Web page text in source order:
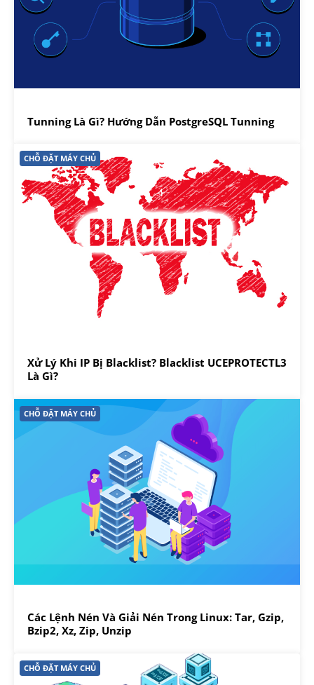
Tunning Là Gì? Hướng Dẫn PostgreSQL Tunning
CHỖ ĐẶT MÁY CHỦ
Xử Lý Khi IP Bị Blacklist? Blacklist UCEPROTECTL3
Là Gì?
CHỖ ĐẶT MÁY CHỦ
Các Lệnh Nén Và Giải Nén Trong Linux: Tar, Gzip,
Bzip2, Xz, Zip, Unzip
CHỖ ĐẶT MÁY CHỦ